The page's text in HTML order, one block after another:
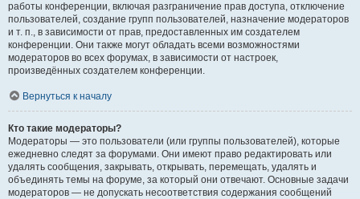
работы конференции, включая разграничение прав доступа, отключение
пользователей, создание групп пользователей, назначение модераторов
и т. п., в зависимости от прав, предоставленных им создателем
конференции. Они также могут обладать всеми возможностями
модераторов во всех форумах, в зависимости от настроек,
произведённых создателем конференции.
Вернуться к началу
Кто такие модераторы?
Модераторы — это пользователи (или группы пользователей), которые
ежедневно следят за форумами. Они имеют право редактировать или
удалять сообщения, закрывать, открывать, перемещать, удалять и
объединять темы на форуме, за который они отвечают. Основные задачи
модераторов — не допускать несоответствия содержания сообщений